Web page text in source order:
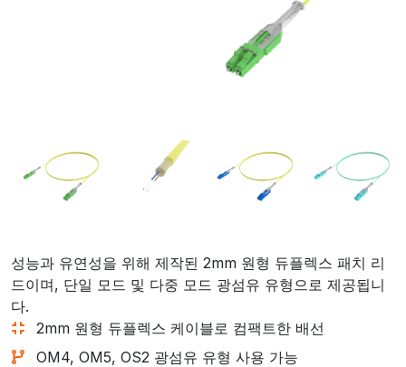
성능과 유연성을 위해 제작된 2mm 원형 듀플렉스 패치 리
드이며, 단일 모드 및 다중 모드 광섬유 유형으로 제공됩니
다.
2mm 원형 듀플렉스 케이블로 컴팩트한 배선
OM4, OM5, OS2 광섬유 유형 사용 가능